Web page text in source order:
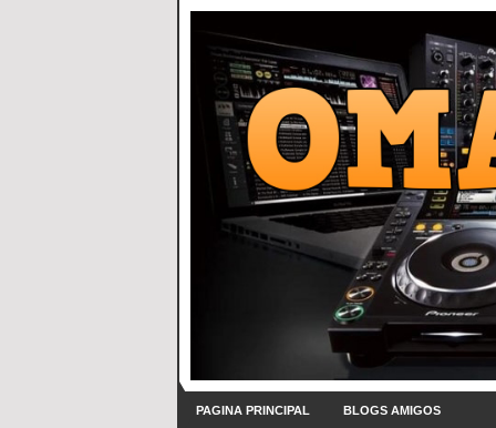
PAGINA PRINCIPAL BLOGS AMIGOS